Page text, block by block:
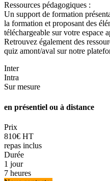
Ressources pédagogiques :
Un support de formation
la formation et proposant des
téléchargeable sur votre espace
Retrouvez également des
quiz amont/aval sur notre
Inter
Intra
Sur mesure
en présentiel ou à distance
Prix
810€ HT
repas inclus
Durée
1 jour
7 heures